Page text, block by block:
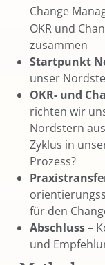
Change
OKR und
zusammen
Startpunkt
unser
OKR- und
richten wir
Nordstern
Zyklus in
Prozess?
für den
Abschluss–
und